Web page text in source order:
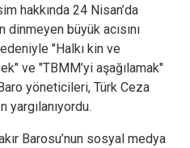
hakkında 24 Nisan’da
dinmeyen büyük acısını
"Halkı kin ve
ve "TBMM’yi aşağılamak"
yöneticileri, Türk Ceza
yargılanıyordu.
Barosu’nun sosyal medya